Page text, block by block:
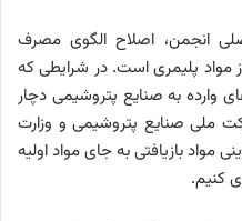
انجمن، اصلاح الگوی مصرف
مواد پلیمری است. در شرایطی که
وارده به صنایع پتروشیمی دچار
ملی صنایع پتروشیمی و وزارت
بازیافتی به جای مواد اولیه
کنیم.